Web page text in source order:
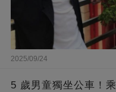
2025/09/24
5 歲男童獨坐公車！